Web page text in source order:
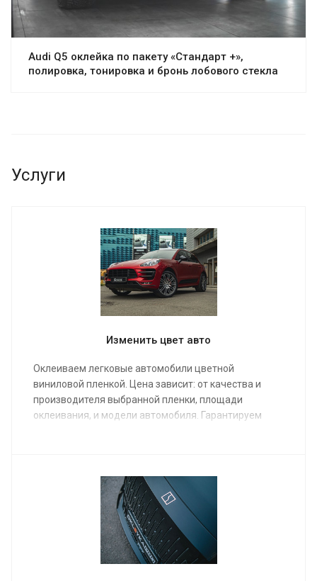
Audi Q5 оклейка по пакету «Стандарт +»,
полировка, тонировка и бронь лобового стекла
Услуги
Изменить цвет авто
Оклеиваем легковые автомобили цветной
виниловой пленкой. Цена зависит: от качества и
производителя выбранной пленки, площади
оклеивания, и модели автомобиля. Гарантируем